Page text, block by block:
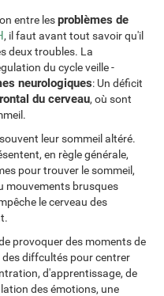
entre lesproblèmes de
, il faut avant tout savoir qu'il
deux troubles. La
du cycle veille -
neurologiques: Un déficit
du cerveau, où sont
leur sommeil altéré.
en règle générale,
pour trouver le sommeil,
mouvements brusques
le cerveau des
provoquer des moments de
diffcultés pour centrer
d'apprentissage, de
des émotions, une